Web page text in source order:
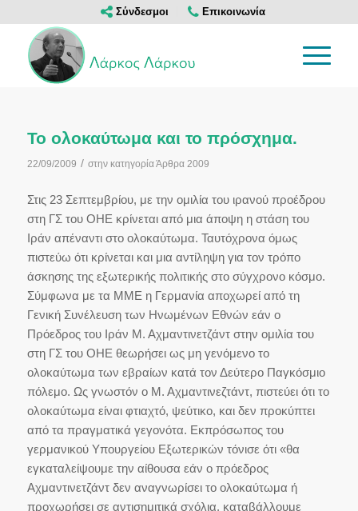
Σύνδεσμοι Επικοινωνία
Το ολοκαύτωμα και το πρόσχημα.
22/09/2009 / στην κατηγορίαΆρθρα 2009
Στις 23 Σεπτεμβρίου, με την ομιλία του ιρανού προέδρου
στη ΓΣ του ΟΗΕ κρίνεται από μια άποψη η στάση του
Ιράν απέναντι στο ολοκαύτωμα. Ταυτόχρονα όμως
πιστεύω ότι κρίνεται και μια αντίληψη για τον τρόπο
άσκησης της εξωτερικής πολιτικής στο σύγχρονο κόσμο.
Σύμφωνα με τα ΜΜΕ η Γερμανία αποχωρεί από τη
Γενική Συνέλευση των Ηνωμένων Εθνών εάν ο
Πρόεδρος του Ιράν Μ. Αχμαντινετζάντ στην ομιλία του
στη ΓΣ του ΟΗΕ θεωρήσει ως μη γενόμενο το
ολοκαύτωμα των εβραίων κατά τον Δεύτερο Παγκόσμιο
πόλεμο. Ως γνωστόν ο Μ. Αχμαντινεζτάντ, πιστεύει ότι το
ολοκαύτωμα είναι φτιαχτό, ψεύτικο, και δεν προκύπτει
από τα πραγματικά γεγονότα. Εκπρόσωπος του
γερμανικού Υπουργείου Εξωτερικών τόνισε ότι «θα
εγκαταλείψουμε την αίθουσα εάν ο πρόεδρος
Αχμαντινετζάντ δεν αναγνωρίσει το ολοκαύτωμα ή
προχωρήσει σε αντισημιτικά σχόλια, καταβάλλουμε